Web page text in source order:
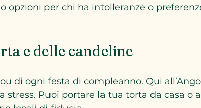
opzioni per chi ha intolleranze o
e delle candeline
di ogni festa di compleanno. Qui
stress. Puoi portare la tua torta da casa o